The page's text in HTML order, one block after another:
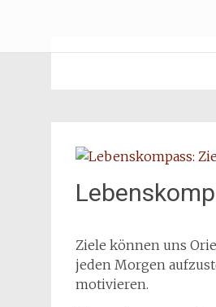
springen
Ziele können uns
jeden Morgen
motivieren.